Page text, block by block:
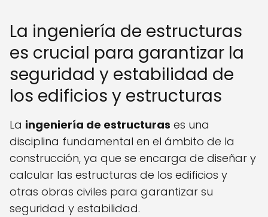
La ingeniería de estructuras
es crucial para garantizar la
seguridad y estabilidad de
los edificios y estructuras
La ingeniería de estructuras es una
disciplina fundamental en el ámbito de la
construcción, ya que se encarga de diseñar y
calcular las estructuras de los edificios y
otras obras civiles para garantizar su
seguridad y estabilidad.